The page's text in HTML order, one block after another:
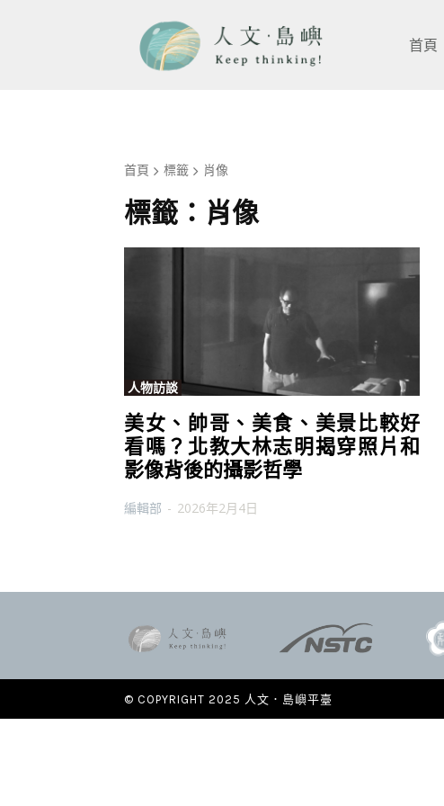
首頁
首頁 標籤 肖像
標籤： 肖像
人物訪談
美女、帥哥、美食、美景比較好
看嗎？北教大林志明揭穿照片和
影像背後的攝影哲學
編輯部 - 2026年2月4日
© COPYRIGHT 2025 人文．島嶼平臺